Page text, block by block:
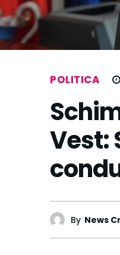
POLITICA
Vest:
By News